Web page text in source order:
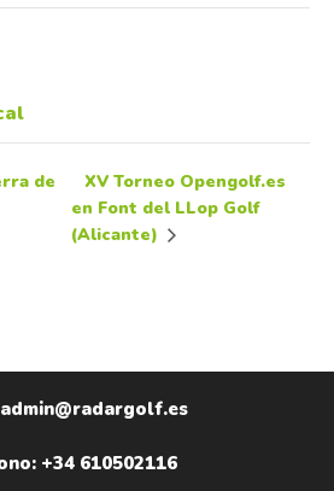
de
XV Torneo Opengolf.es
en Font del LLop Golf
(Alicante)
+34 610502116